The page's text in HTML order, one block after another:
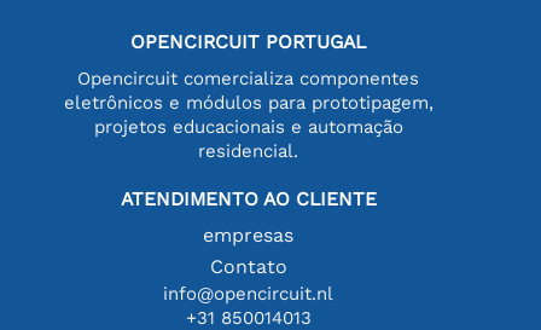
OPENCIRCUIT PORTUGAL
Opencircuit comercializa componentes
eletrônicos e módulos para prototipagem,
projetos educacionais e automação
residencial.
ATENDIMENTO AO CLIENTE
empresas
Contato
info@opencircuit.nl
+31 850014013